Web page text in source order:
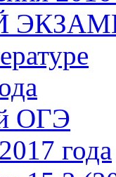
ОГЭ
года